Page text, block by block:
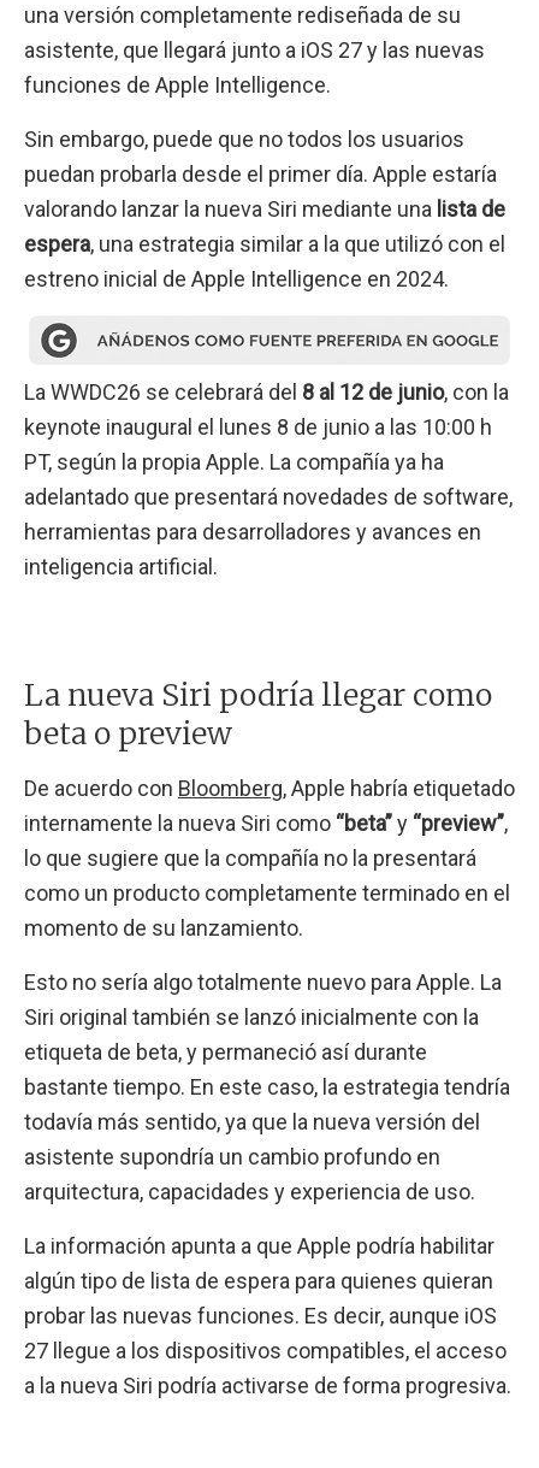
una versión completamente rediseñada de su
asistente, que llegará junto a iOS 27 y las nuevas
funciones de Apple Intelligence.
Sin embargo, puede que no todos los usuarios
puedan probarla desde el primer día. Apple estaría
valorando lanzar la nueva Siri mediante una lista de
espera, una estrategia similar a la que utilizó con el
estreno inicial de Apple Intelligence en 2024.
La WWDC26 se celebrará del 8 al 12 de junio, con la
keynote inaugural el lunes 8 de junio a las 10:00 h
PT, según la propia Apple. La compañía ya ha
adelantado que presentará novedades de software,
herramientas para desarrolladores y avances en
inteligencia artificial.
La nueva Siri podría llegar como
beta o preview
De acuerdo con Bloomberg, Apple habría etiquetado
internamente la nueva Siri como “beta”y “preview”,
lo que sugiere que la compañía no la presentará
como un producto completamente terminado en el
momento de su lanzamiento.
Esto no sería algo totalmente nuevo para Apple. La
Siri original también se lanzó inicialmente con la
etiqueta de beta, y permaneció así durante
bastante tiempo. En este caso, la estrategia tendría
todavía más sentido, ya que la nueva versión del
asistente supondría un cambio profundo en
arquitectura, capacidades y experiencia de uso.
La información apunta a que Apple podría habilitar
algún tipo de lista de espera para quienes quieran
probar las nuevas funciones. Es decir, aunque iOS
27 llegue a los dispositivos compatibles, el acceso
a la nueva Siri podría activarse de forma progresiva.